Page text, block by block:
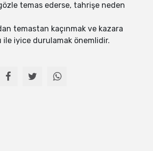
temas ederse, tahrişe neden
temastan kaçınmak ve kazara
ile iyice durulamak önemlidir.